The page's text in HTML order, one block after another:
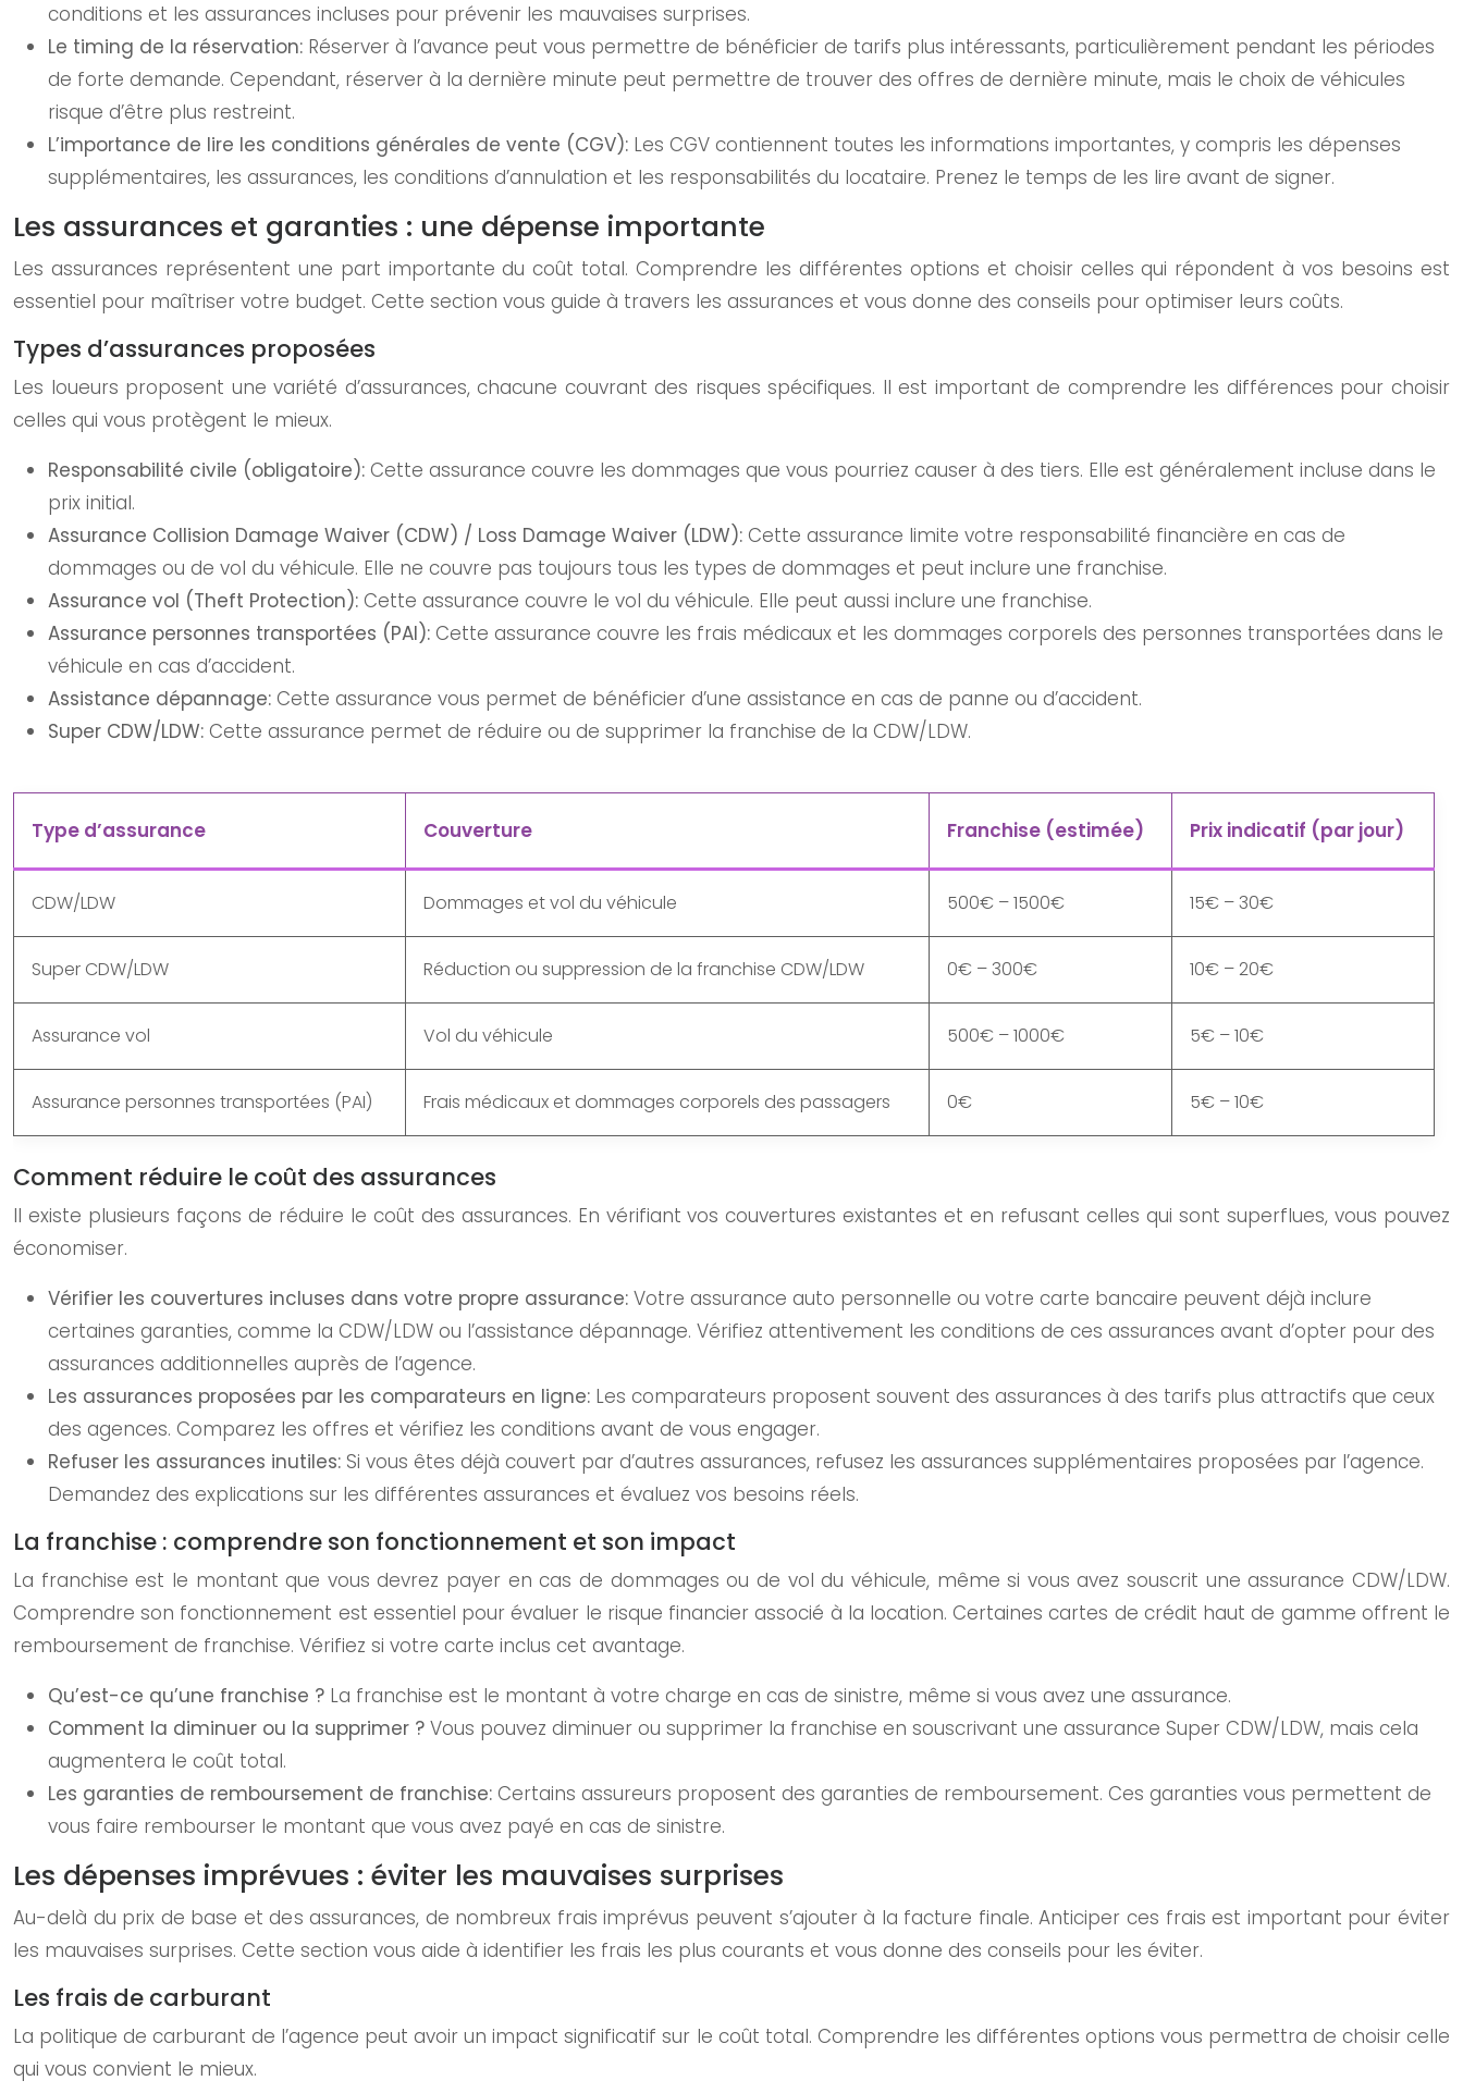
conditions et les assurances incluses pour prévenir les mauvaises surprises.
Le timing de la réservation: Réserver à l’avance peut vous permettre de bénéficier de tarifs plus intéressants, particulièrement pendant les périodes
de forte demande. Cependant, réserver à la dernière minute peut permettre de trouver des offres de dernière minute, mais le choix de véhicules
risque d’être plus restreint.
L’importance de lire les conditions générales de vente (CGV): Les CGV contiennent toutes les informations importantes, y compris les dépenses
supplémentaires, les assurances, les conditions d’annulation et les responsabilités du locataire. Prenez le temps de les lire avant de signer.
Les assurances et garanties : une dépense importante
Les assurances représentent une part importante du coût total. Comprendre les différentes options et choisir celles qui répondent à vos besoins est
essentiel pour maîtriser votre budget. Cette section vous guide à travers les assurances et vous donne des conseils pour optimiser leurs coûts.
Types d’assurances proposées
Les loueurs proposent une variété d’assurances, chacune couvrant des risques spécifiques. Il est important de comprendre les différences pour choisir
celles qui vous protègent le mieux.
Responsabilité civile (obligatoire): Cette assurance couvre les dommages que vous pourriez causer à des tiers. Elle est généralement incluse dans le
prix initial.
Assurance Collision Damage Waiver (CDW) / Loss Damage Waiver (LDW): Cette assurance limite votre responsabilité financière en cas de
dommages ou de vol du véhicule. Elle ne couvre pas toujours tous les types de dommages et peut inclure une franchise.
Assurance vol (Theft Protection): Cette assurance couvre le vol du véhicule. Elle peut aussi inclure une franchise.
Assurance personnes transportées (PAI): Cette assurance couvre les frais médicaux et les dommages corporels des personnes transportées dans le
véhicule en cas d’accident.
Assistance dépannage: Cette assurance vous permet de bénéficier d’une assistance en cas de panne ou d’accident.
Super CDW/LDW: Cette assurance permet de réduire ou de supprimer la franchise de la CDW/LDW.
Type d’assurance Couverture Franchise (estimée) Prix indicatif (par jour)
CDW/LDW Dommages et vol du véhicule 500€ – 1500€ 15€ – 30€
Super CDW/LDW Réduction ou suppression de la franchise CDW/LDW 0€ – 300€ 10€ – 20€
Assurance vol Vol du véhicule 500€ – 1000€ 5€ – 10€
Assurance personnes transportées (PAI) Frais médicaux et dommages corporels des passagers 0€ 5€ – 10€
Comment réduire le coût des assurances
Il existe plusieurs façons de réduire le coût des assurances. En vérifiant vos couvertures existantes et en refusant celles qui sont superflues, vous pouvez
économiser.
Vérifier les couvertures incluses dans votre propre assurance: Votre assurance auto personnelle ou votre carte bancaire peuvent déjà inclure
certaines garanties, comme la CDW/LDW ou l’assistance dépannage. Vérifiez attentivement les conditions de ces assurances avant d’opter pour des
assurances additionnelles auprès de l’agence.
Les assurances proposées par les comparateurs en ligne: Les comparateurs proposent souvent des assurances à des tarifs plus attractifs que ceux
des agences. Comparez les offres et vérifiez les conditions avant de vous engager.
Refuser les assurances inutiles: Si vous êtes déjà couvert par d’autres assurances, refusez les assurances supplémentaires proposées par l’agence.
Demandez des explications sur les différentes assurances et évaluez vos besoins réels.
La franchise : comprendre son fonctionnement et son impact
La franchise est le montant que vous devrez payer en cas de dommages ou de vol du véhicule, même si vous avez souscrit une assurance CDW/LDW.
Comprendre son fonctionnement est essentiel pour évaluer le risque financier associé à la location. Certaines cartes de crédit haut de gamme offrent le
remboursement de franchise. Vérifiez si votre carte inclus cet avantage.
Qu’est-ce qu’une franchise ? La franchise est le montant à votre charge en cas de sinistre, même si vous avez une assurance.
Comment la diminuer ou la supprimer ? Vous pouvez diminuer ou supprimer la franchise en souscrivant une assurance Super CDW/LDW, mais cela
augmentera le coût total.
Les garanties de remboursement de franchise: Certains assureurs proposent des garanties de remboursement. Ces garanties vous permettent de
vous faire rembourser le montant que vous avez payé en cas de sinistre.
Les dépenses imprévues : éviter les mauvaises surprises
Au-delà du prix de base et des assurances, de nombreux frais imprévus peuvent s’ajouter à la facture finale. Anticiper ces frais est important pour éviter
les mauvaises surprises. Cette section vous aide à identifier les frais les plus courants et vous donne des conseils pour les éviter.
Les frais de carburant
La politique de carburant de l’agence peut avoir un impact significatif sur le coût total. Comprendre les différentes options vous permettra de choisir celle
qui vous convient le mieux.